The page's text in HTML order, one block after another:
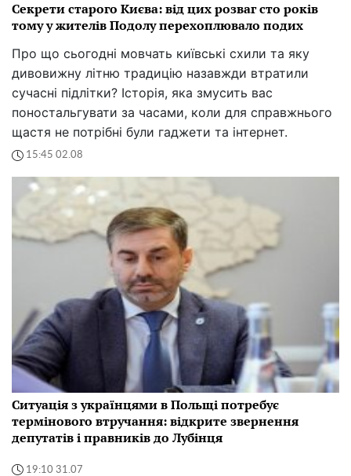
Секрети старого Києва: від цих розваг сто років
тому у жителів Подолу перехоплювало подих
Про що сьогодні мовчать київські схили та яку
дивовижну літню традицію назавжди втратили
сучасні підлітки? Історія, яка змусить вас
поностальгувати за часами, коли для справжнього
щастя не потрібні були гаджети та інтернет.
15:45 02.08
Ситуація з українцями в Польщі потребує
термінового втручання: відкрите звернення
депутатів і правників до Лубінця
19:10 31.07